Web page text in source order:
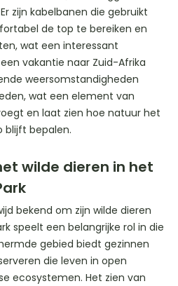
zijn kabelbanen die gebruikt
de top te bereiken en
wat een interessant
vakantie naar Zuid-Afrika
weersomstandigheden
wat een element van
en laat zien hoe natuur het
blijft bepalen.
wilde dieren in het
bekend om zijn wilde dieren
speelt een belangrijke rol in die
gebied biedt gezinnen
die leven in open
ecosystemen. Het zien van